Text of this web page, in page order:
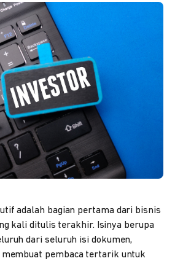
adalah bagian pertama dari bisnis
kali ditulis terakhir. Isinya berupa
dari seluruh isi dokumen,
membuat pembaca tertarik untuk